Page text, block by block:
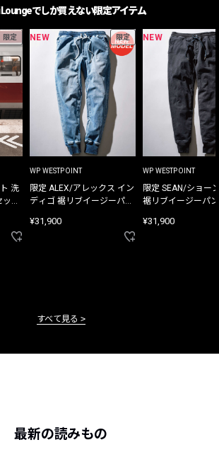
でしか買えない限定アイテム
限定
洗
ト
NEW 限定
WP WESTPOINT
限定 ALEX/アレックス イン
ディゴ 裾リブイージーパン
¥31,900
NEW
WP WESTPOINT
限定 SEAN/ショー
裾リブイージーパ
¥31,900
すべて見る
最新の読みもの